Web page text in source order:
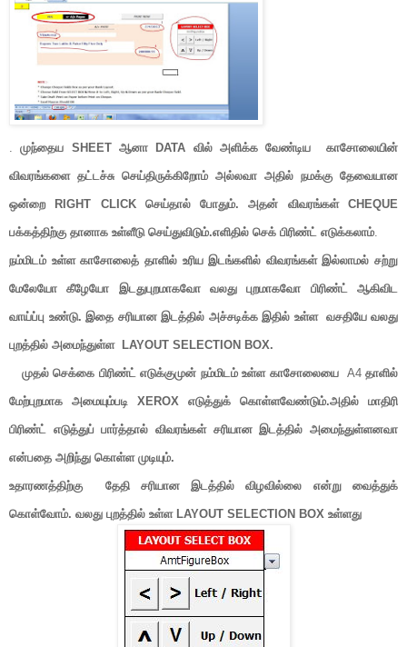
.முந்தைய SHEET ஆனா DATA வில் அளிக்க வேண்டிய காசோலையின்
விவரங்களை தட்டச்சு செய்திருக்கிறோம் அல்லவா அதில் நமக்கு தேவையான
ஒன்றை RIGHT CLICK செய்தால் போதும். அதன் விவரங்கள் CHEQUE
பக்கத்திற்கு தானாக உள்ளீடு செய்துவிடும்.எளிதில் செக் பிரிண்ட் எடுக்கலாம்.
நம்மிடம் உள்ள காசோலைத் தாளில் உரிய இடங்களில் விவரங்கள் இல்லாமல் சற்று
மேலேயோ கீழேயோ இடதுபுறமாகவோ வலது புறமாகவோ பிரிண்ட் ஆகிவிட
வாய்ப்பு உண்டு. இதை சரியான இடத்தில் அச்சடிக்க இதில் உள்ள வசதியே வலது
புறத்தில் அமைந்துள்ள LAYOUT SELECTION BOX.
முதல் செக்கை பிரிண்ட் எடுக்குமுன் நம்மிடம் உள்ள காசோலையை A4 தாளில்
மேற்புறமாக அமையும்படி XEROX எடுத்துக் கொள்ளவேண்டும்.அதில் மாதிரி
பிரிண்ட் எடுத்துப் பார்த்தால் விவரங்கள் சரியான இடத்தில் அமைந்துள்ளனவா
என்பதை அறிந்து கொள்ள முடியும்.
உதாரணத்திற்கு தேதி சரியான இடத்தில் விழவில்லை என்று வைத்துக்
கொள்வோம். வலது புறத்தில் உள்ள LAYOUT SELECTION BOX உள்ளது